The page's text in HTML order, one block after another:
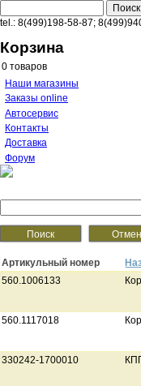
Перейти к основному
Форма поиска
tel.: 8(499)198-58-87;
Корзина
0 товаров
Наши магазины
Заказы online
Автосервис
Контакты
Доставка
Форум
Артикульный номер
560.1006133
560.1117018
330242-1700010